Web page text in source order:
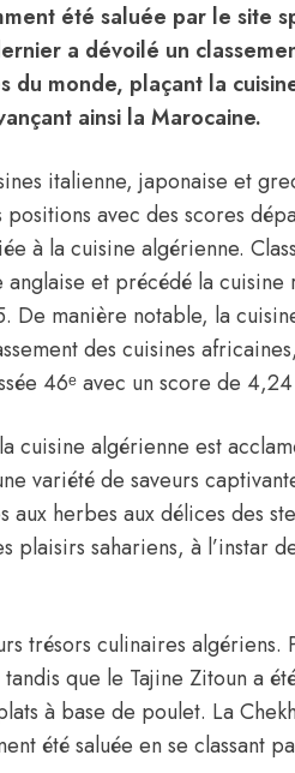
été saluée par le site
a dévoilé un
du monde, plaçant la
ainsi la Marocaine.
italienne, japonaise et
avec des scores
à la cuisine algérienne.
et précédé la cuisine
manière notable, la
des cuisines
46ᵉ avec un score de
cuisine algérienne est
variété de saveurs
aux herbes aux délices des
plaisirs sahariens, à l’instar
trésors culinaires algériens.
que le Tajine Zitoun a
à base de poulet. La
été saluée en se classant